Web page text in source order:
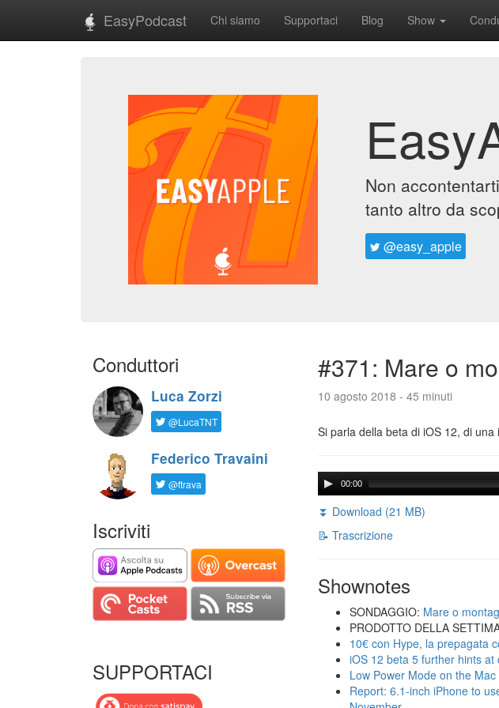
EasyPodcast Chi siamo Supportaci Blog Show
Non
tanto altro da
@easy_apple
Conduttori
Luca Zorzi
@LucaTNT
Federico Travaini
@ftrava
Iscriviti
SUPPORTACI
#371: Mare o
10 agosto 2018 - 45 minuti
Si parla della beta di iOS 12, di
00:00
⏬ Download (21 MB)
📝 Trascrizione
Shownotes
SONDAGGIO: Mare o
PRODOTTO DELLA
10€ con Hype, la prepagata
iOS 12 beta 5 further hints
Low Power Mode on the Mac
Report: 6.1-inch iPhone to